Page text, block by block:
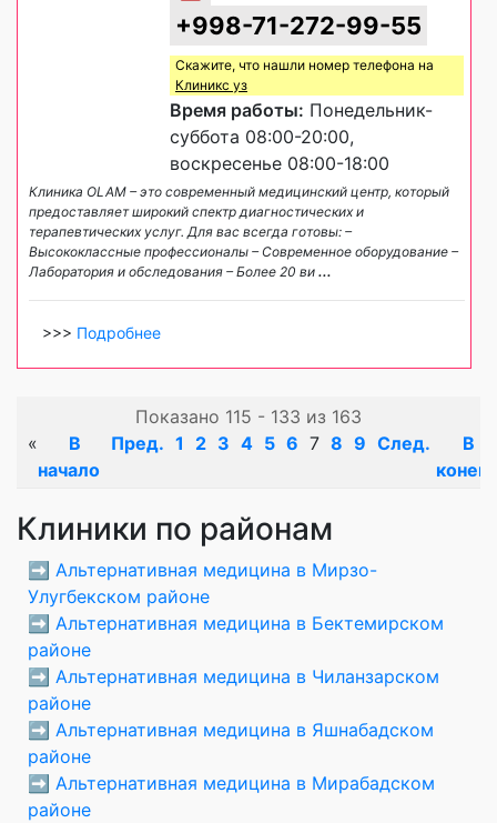
+998-71-272-99-55
Скажите, что нашли номер телефона на
Клиникс уз
Время работы: Понедельник-
суббота 08:00-20:00,
воскресенье 08:00-18:00
Клиника OLAM – это современный медицинский центр, который
предоставляет широкий спектр диагностических и
терапевтических услуг. Для вас всегда готовы: –
Высококлассные профессионалы – Современное оборудование –
Лаборатория и обследования – Более 20 ви ...
>>> Подробнее
Показано 115 - 133 из 163
«
В
начало
Пред. 1 2 3 4 5 6 7 8 9 След.
В
конец
Клиники по районам
➡️ Альтернативная медицина в Мирзо-
Улугбекском районе
➡️ Альтернативная медицина в Бектемирском
районе
➡️ Альтернативная медицина в Чиланзарском
районе
➡️ Альтернативная медицина в Яшнабадском
районе
➡️ Альтернативная медицина в Мирабадском
районе